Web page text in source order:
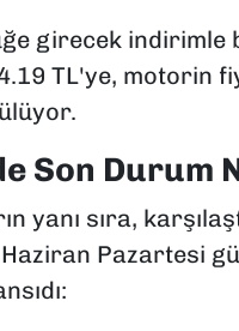
girecek
TL'ye, motorin
Son Durum
yanı sıra,
Pazartesi